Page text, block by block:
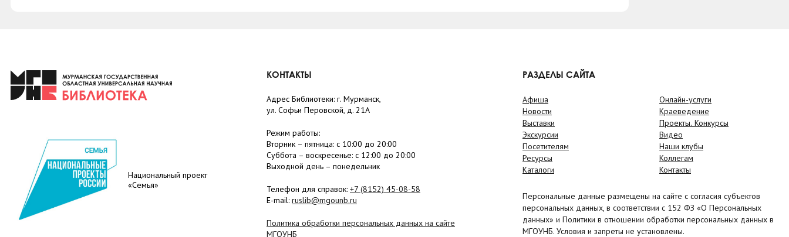
Национальный проект
«Семья»
КОНТАКТЫ
Адрес Библиотеки: г. Мурманск,
ул. Софьи Перовской, д. 21А
Режим работы:
Вторник – пятница: с 10:00 до 20:00
Суббота – воскресенье: c 12:00 до 20:00
Выходной день – понедельник
Телефон для справок: +7 (8152) 45-08-58
E-mail: ruslib@mgounb.ru
Политика обработки персональных данных на сайте
МГОУНБ
РАЗДЕЛЫ САЙТА
Афиша
Новости
Выставки
Экскурсии
Посетителям
Ресурсы
Каталоги
Онлайн-услуги
Краеведение
Проекты. Конкурсы
Видео
Наши клубы
Коллегам
Контакты
Персональные данные размещены на сайте с согласия субъектов
персональных данных, в соответствии с 152 ФЗ «О Персональных
данных» и Политики в отношении обработки персональных данных в
МГОУНБ. Условия и запреты не установлены.